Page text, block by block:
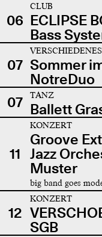
06
CLUB
ECLIPSE
Bass
07
VERSCHIEDENES
Sommer
NotreDuo
07
TANZ
Ballett
11
KONZERT
Groove
Jazz
Muster
big band goes
12
KONZERT
SGB